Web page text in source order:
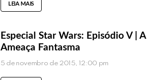
LEIA MAIS
Especial Star Wars: Episódio V | A
Ameaça Fantasma
5 de novembro de 2015, 12:00 pm